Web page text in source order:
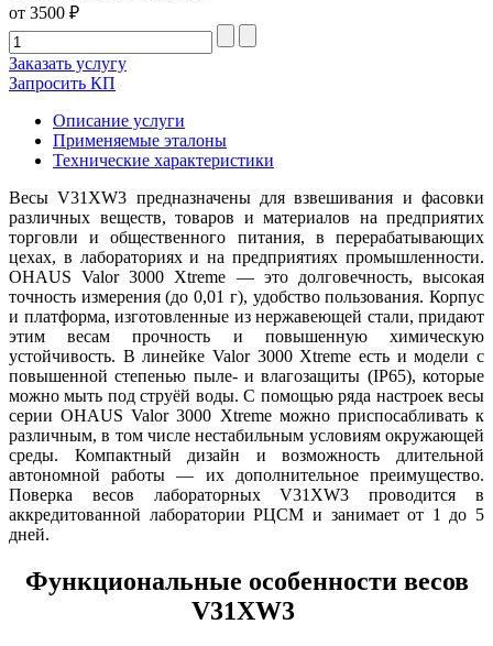
от 3500 ₽
Заказать услугу
Запросить КП
Описание услуги
Применяемые эталоны
Технические характеристики
Весы V31XW3 предназначены для взвешивания и фасовки
различных веществ, товаров и материалов на предприятих
торговли и общественного питания, в перерабатывающих
цехах, в лабораториях и на предприятиях промышленности.
OHAUS Valor 3000 Xtreme — это долговечность, высокая
точность измерения (до 0,01 г), удобство пользования. Корпус
и платформа, изготовленные из нержавеющей стали, придают
этим весам прочность и повышенную химическую
устойчивость. В линейке Valor 3000 Xtreme есть и модели с
повышенной степенью пыле- и влагозащиты (IP65), которые
можно мыть под струёй воды. С помощью ряда настроек весы
серии OHAUS Valor 3000 Xtreme можно приспосабливать к
различным, в том числе нестабильным условиям окружающей
среды. Компактный дизайн и возможность длительной
автономной работы — их дополнительное преимущество.
Поверка весов лабораторных V31XW3 проводится в
аккредитованной лаборатории РЦСМ и занимает от 1 до 5
дней.
Функциональные особенности весов
V31XW3